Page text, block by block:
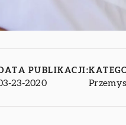
PUBLIKACJI:
23-2020